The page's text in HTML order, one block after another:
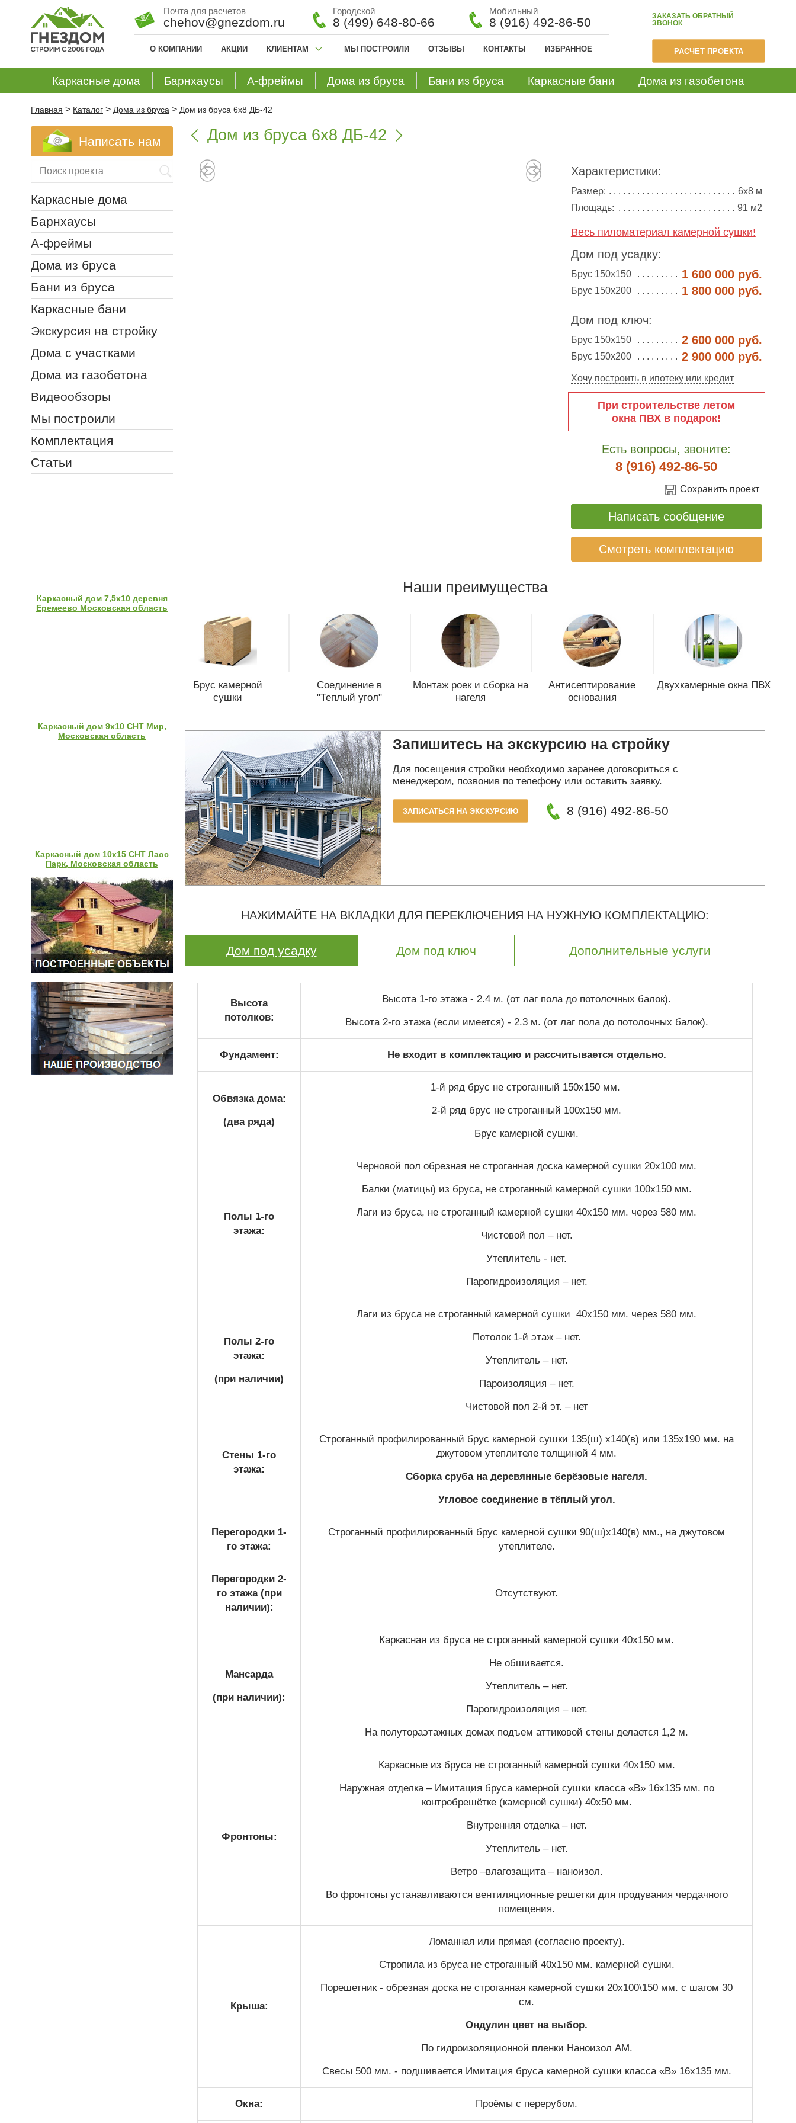
ЗАКАЗАТЬ ОБРАТНЫЙ
ЗВОНОК
РАСЧЕТ ПРОЕКТА
Почта для расчетов
chehov@gnezdom.ru
Городской
8 (499) 648-80-66
Мобильный
8 (916) 492-86-50
О КОМПАНИИ АКЦИИ КЛИЕНТАМ МЫ ПОСТРОИЛИ ОТЗЫВЫ КОНТАКТЫ ИЗБРАННОЕ
Каркасные дома Барнхаусы А-фреймы Дома из бруса Бани из бруса Каркасные бани Дома из газобетона
Главная > Каталог > Дома из бруса > Дом из бруса 6х8 ДБ-42
 Дом из бруса 6х8 ДБ-42 
Характеристики:
Размер:
6х8 м
Площадь:
91 м2
Весь пиломатериал камерной сушки!
Дом под усадку:
Брус 150х150 1 600 000 руб.
Брус 150х200 1 800 000 руб.
Дом под ключ:
Брус 150х150 2 600 000 руб.
Брус 150х200 2 900 000 руб.
Хочу построить в ипотеку или кредит
При строительстве летом
окна ПВХ в подарок!
Есть вопросы, звоните:
8 (916) 492-86-50
Сохранить проект
Написать сообщение
Смотреть комплектацию
Наши преимущества
Брус камерной
сушки
Соединение в
"Теплый угол"
Монтаж роек и сборка на
нагеля
Антисептирование
основания
Двухкамерные окна ПВХ
Запишитесь на экскурсию на стройку
Для посещения стройки необходимо заранее договориться с
менеджером, позвонив по телефону или оставить заявку.
ЗАПИСАТЬСЯ НА ЭКСКУРСИЮ 8 (916) 492-86-50
НАЖИМАЙТЕ НА ВКЛАДКИ ДЛЯ ПЕРЕКЛЮЧЕНИЯ НА НУЖНУЮ КОМПЛЕКТАЦИЮ:
Дом под усадку Дом под ключ Дополнительные услуги
Высота
потолков:
Высота 1-го этажа - 2.4 м. (от лаг пола до потолочных балок).
Высота 2-го этажа (если имеется) - 2.3 м. (от лаг пола до потолочных балок).
Фундамент: Не входит в комплектацию и рассчитывается отдельно.
Обвязка дома:
(два ряда)
1-й ряд брус не строганный 150х150 мм.
2-й ряд брус не строганный 100х150 мм.
Брус камерной сушки.
Полы 1-го
этажа:
Черновой пол обрезная не строганная доска камерной сушки 20х100 мм.
Балки (матицы) из бруса, не строганный камерной сушки 100х150 мм.
Лаги из бруса, не строганный камерной сушки 40х150 мм. через 580 мм.
Чистовой пол – нет.
Утеплитель - нет.
Парогидроизоляция – нет.
Полы 2-го
этажа:
(при наличии)
Лаги из бруса не строганный камерной сушки 40х150 мм. через 580 мм.
Потолок 1-й этаж – нет.
Утеплитель – нет.
Пароизоляция – нет.
Чистовой пол 2-й эт. – нет
Стены 1-го
этажа:
Строганный профилированный брус камерной сушки 135(ш) х140(в) или 135х190 мм. на
джутовом утеплителе толщиной 4 мм.
Сборка сруба на деревянные берёзовые нагеля.
Угловое соединение в тёплый угол.
Перегородки 1-
го этажа:
Строганный профилированный брус камерной сушки 90(ш)х140(в) мм., на джутовом
утеплителе.
Перегородки 2-
го этажа (при
наличии):
Отсутствуют.
Мансарда
(при наличии):
Каркасная из бруса не строганный камерной сушки 40х150 мм.
Не обшивается.
Утеплитель – нет.
Парогидроизоляция – нет.
На полутораэтажных домах подъем аттиковой стены делается 1,2 м.
Фронтоны:
Каркасные из бруса не строганный камерной сушки 40х150 мм.
Наружная отделка – Имитация бруса камерной сушки класса «В» 16х135 мм. по
контробрешётке (камерной сушки) 40х50 мм.
Внутренняя отделка – нет.
Утеплитель – нет.
Ветро –влагозащита – наноизол.
Во фронтоны устанавливаются вентиляционные решетки для продувания чердачного
помещения.
Крыша:
Ломанная или прямая (согласно проекту).
Стропила из бруса не строганный 40х150 мм. камерной сушки.
Порешетник - обрезная доска не строганная камерной сушки 20х100\150 мм. с шагом 30
см.
Ондулин цвет на выбор.
По гидроизоляционной пленки Наноизол АМ.
Свесы 500 мм. - подшивается Имитация бруса камерной сушки класса «В» 16х135 мм.
Окна: Проёмы с перерубом.
Написать нам
Каркасные дома
Барнхаусы
А-фреймы
Дома из бруса
Бани из бруса
Каркасные бани
Экскурсия на стройку
Дома с участками
Дома из газобетона
Видеообзоры
Мы построили
Комплектация
Статьи
Каркасный дом 7,5х10 деревня
Еремеево Московская область
Каркасный дом 9х10 СНТ Мир,
Московская область
Каркасный дом 10х15 СНТ Лаос
Парк, Московская область